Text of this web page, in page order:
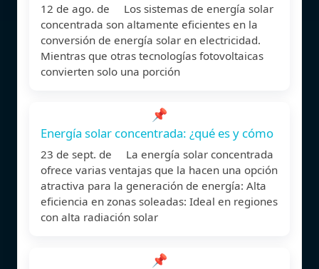
12 de ago. de Los sistemas de energía solar
concentrada son altamente eficientes en la
conversión de energía solar en electricidad.
Mientras que otras tecnologías fotovoltaicas
convierten solo una porción
📌
Energía solar concentrada: ¿qué es y cómo
23 de sept. de La energía solar concentrada
ofrece varias ventajas que la hacen una opción
atractiva para la generación de energía: Alta
eficiencia en zonas soleadas: Ideal en regiones
con alta radiación solar
📌